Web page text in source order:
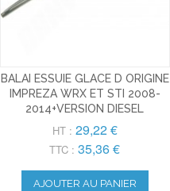
BALAI ESSUIE GLACE D ORIGINE
IMPREZA WRX ET STI 2008-
2014+VERSION DIESEL
HT : 29,22 €
TTC : 35,36 €
AJOUTER AU PANIER